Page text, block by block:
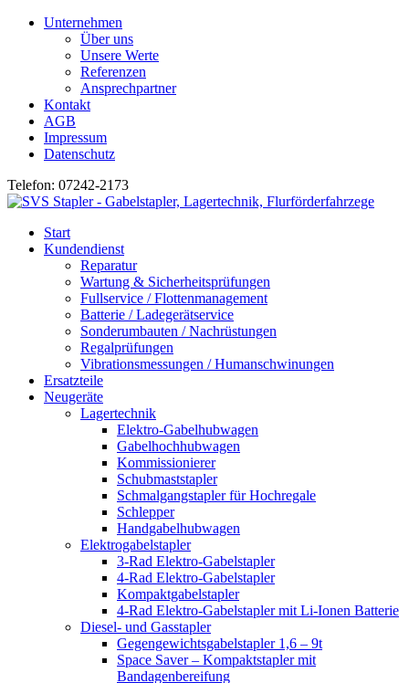
Unternehmen
Über uns
Unsere Werte
Referenzen
Ansprechpartner
Kontakt
AGB
Impressum
Datenschutz
Telefon: 07242-2173
Start
Kundendienst
Reparatur
Wartung & Sicherheitsprüfungen
Fullservice / Flottenmanagement
Batterie / Ladegerätservice
Sonderumbauten / Nachrüstungen
Regalprüfungen
Vibrationsmessungen / Humanschwinungen
Ersatzteile
Neugeräte
Lagertechnik
Elektro-Gabelhubwagen
Gabelhochhubwagen
Kommissionierer
Schubmaststapler
Schmalgangstapler für Hochregale
Schlepper
Handgabelhubwagen
Elektrogabelstapler
3-Rad Elektro-Gabelstapler
4-Rad Elektro-Gabelstapler
Kompaktgabelstapler
4-Rad Elektro-Gabelstapler mit Li-Ionen Batterie
Diesel- und Gasstapler
Gegengewichtsgabelstapler 1,6 – 9t
Space Saver – Kompaktstapler mit
Bandagenbereifung